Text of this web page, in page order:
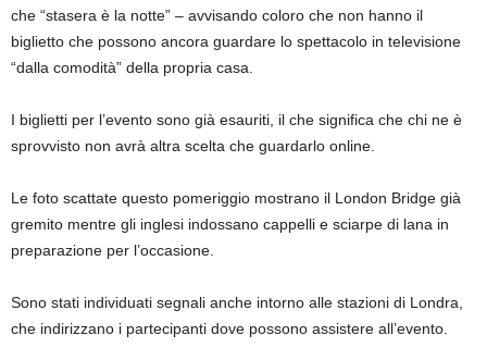
che “stasera è la notte” – avvisando coloro che non hanno il
biglietto che possono ancora guardare lo spettacolo in televisione
“dalla comodità” della propria casa.
I biglietti per l’evento sono già esauriti, il che significa che chi ne è
sprovvisto non avrà altra scelta che guardarlo online.
Le foto scattate questo pomeriggio mostrano il London Bridge già
gremito mentre gli inglesi indossano cappelli e sciarpe di lana in
preparazione per l’occasione.
Sono stati individuati segnali anche intorno alle stazioni di Londra,
che indirizzano i partecipanti dove possono assistere all’evento.